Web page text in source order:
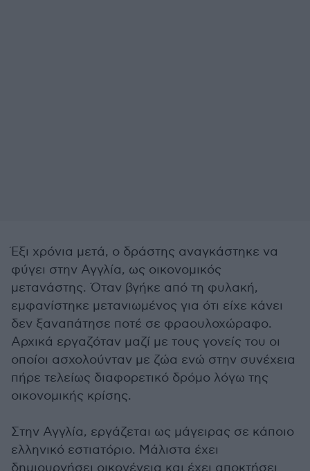
Έξι χρόνια μετά, ο δράστης αναγκάστηκε να
φύγει στην Αγγλία, ως οικονομικός
μετανάστης. Όταν βγήκε από τη φυλακή,
εμφανίστηκε μετανιωμένος για ότι είχε κάνει
δεν ξαναπάτησε ποτέ σε φραουλοχώραφο.
Αρχικά εργαζόταν μαζί με τους γονείς του οι
οποίοι ασχολούνταν με ζώα ενώ στην συνέχεια
πήρε τελείως διαφορετικό δρόμο λόγω της
οικονομικής κρίσης.
Στην Αγγλία, εργάζεται ως μάγειρας σε κάποιο
ελληνικό εστιατόριο. Μάλιστα έχει
δημιουργήσει οικογένεια και έχει αποκτήσει